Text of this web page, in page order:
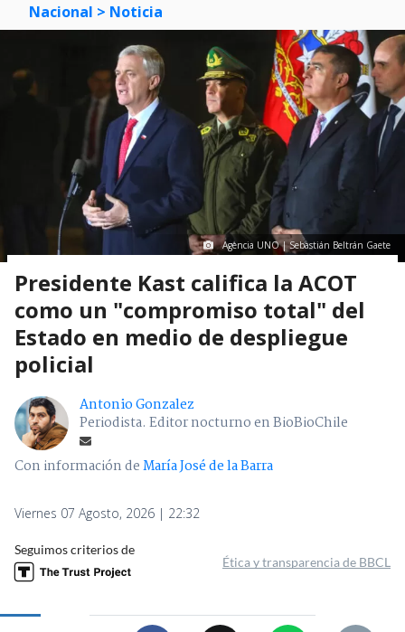
Nacional > Noticia
Agencia UNO | Sebastián Beltrán Gaete
Presidente Kast califica la ACOT
como un "compromiso total" del
Estado en medio de despliegue
policial
Antonio Gonzalez
Periodista. Editor nocturno en BioBioChile
Con información deMaría José de la Barra
Viernes 07 Agosto, 2026 | 22:32
Seguimos criterios de
Ética y transparencia de BBCL